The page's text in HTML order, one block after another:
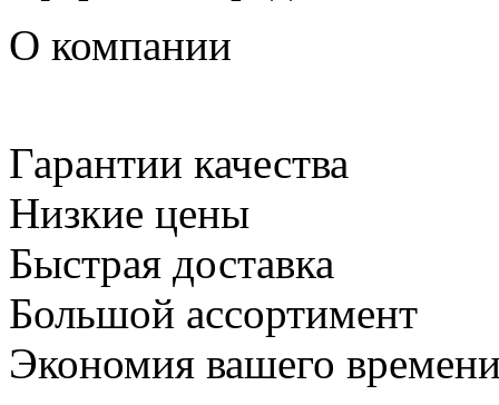
О компании
Гарантии качества
Низкие цены
Быстрая доставка
Большой ассортимент
Экономия вашего